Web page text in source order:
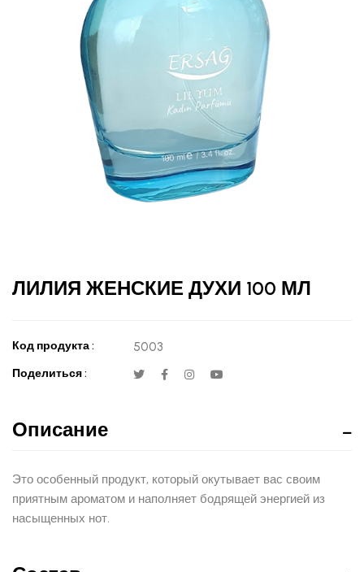
ЛИЛИЯ ЖЕНСКИЕ ДУХИ 100 МЛ
Код продукта : 5003
Поделиться :
Описание
Это особенный продукт, который окутывает вас своим
приятным ароматом и наполняет бодрящей энергией из
насыщенных нот.